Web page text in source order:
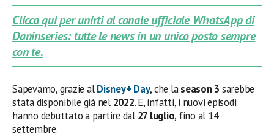
Clicca qui per unirti al canale ufficiale WhatsApp di
Daninseries: tutte le news in un unico posto sempre
con te.
Sapevamo, grazie alDisney+ Day, che laseason 3 sarebbe
stata disponibile già nel 2022. E, infatti, i nuovi episodi
hanno debuttato a partire dal 27 luglio, fino al 14
settembre.